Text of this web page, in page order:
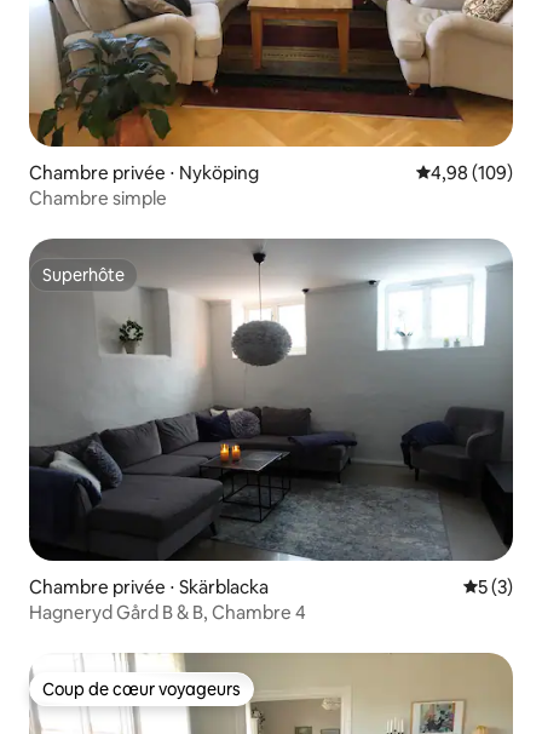
Chambre privée ⋅ Nyköping Évaluation
4,98 (109)
Chambre simple
Superhôte
Superhôte
Chambre privée ⋅ Skärblacka
5 (3)
Hagneryd Gård B & B, Chambre 4
Coup de cœur voyageurs
Coup de cœur voyageurs